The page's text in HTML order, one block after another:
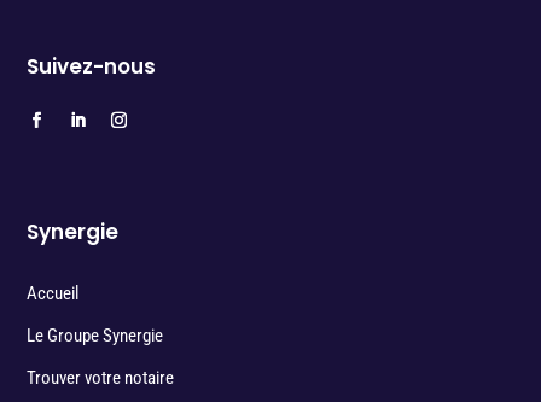
Suivez-nous
Synergie
Accueil
Le Groupe Synergie
Trouver votre notaire